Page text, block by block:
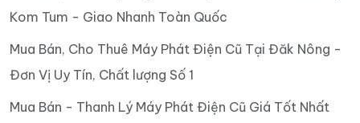
Kom Tum - Giao Nhanh Toàn Quốc
Mua Bán, Cho Thuê Máy Phát Điện Cũ Tại Đăk Nông -
Đơn Vị Uy Tín, Chất lượng Số 1
Mua Bán - Thanh Lý Máy Phát Điện Cũ Giá Tốt Nhất